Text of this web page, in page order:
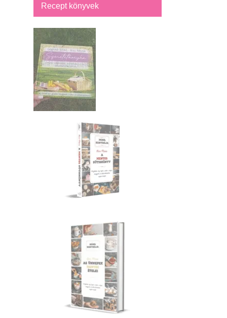
Recept könyvek